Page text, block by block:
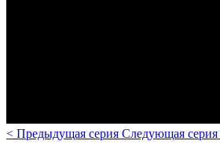
< Предыдущая серия Следующая серия